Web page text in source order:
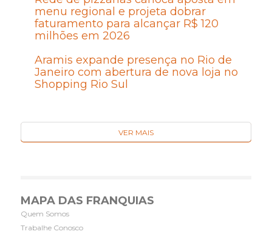
menu regional e projeta dobrar
faturamento para alcançar R$ 120
milhões em 2026
Aramis expande presença no Rio de
Janeiro com abertura de nova loja no
Shopping Rio Sul
VER MAIS
MAPA DAS FRANQUIAS
Quem Somos
Trabalhe Conosco